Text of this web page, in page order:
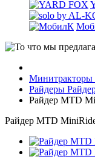
Минитракторы
Райдеры
Райдер MTD
Райдер MTD